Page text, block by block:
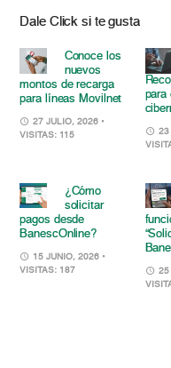
Dale Click si te gusta
Conoce los
nuevos
montos de recarga
para líneas Movilnet
27 JULIO, 2026 •
VISITAS: 115
para
23
¿Cómo
solicitar
pagos desde
BanescOnline?
15 JUNIO, 2026 •
VISITAS: 187
25